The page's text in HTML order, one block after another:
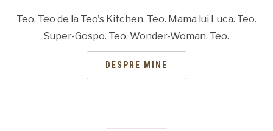
Teo. Teo de la Teo's Kitchen. Teo. Mama lui Luca. Teo.
Super-Gospo. Teo. Wonder-Woman. Teo.
DESPRE MINE